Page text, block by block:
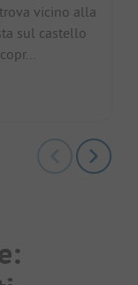
vicino alla
sul castello